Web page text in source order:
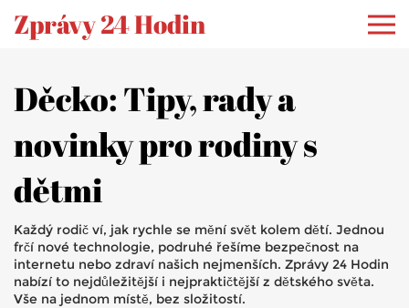
Zprávy 24 Hodin
Děcko: Tipy, rady a
novinky pro rodiny s
dětmi
Každý rodič ví, jak rychle se mění svět kolem dětí. Jednou
frčí nové technologie, podruhé řešíme bezpečnost na
internetu nebo zdraví našich nejmenších. Zprávy 24 Hodin
nabízí to nejdůležitější i nejpraktičtější z dětského světa.
Vše na jednom místě, bez složitostí.